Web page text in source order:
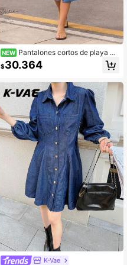
NEW Pantalones cortos de playa ca
suales de unicolor con botones dela
nteros
$30.364
K-Vae